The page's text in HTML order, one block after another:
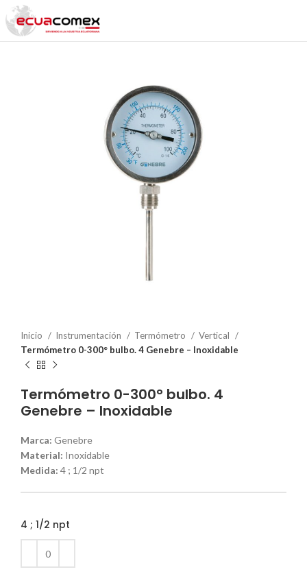
Inicio Instrumentación Termómetro
Vertical
Termómetro 0-300° bulbo. 4 Genebre – Inoxidable
Termómetro 0-300° bulbo. 4
Genebre – Inoxidable
Marca: Genebre
Material: Inoxidable
Medida: 4 ; 1/2 npt
4 ; 1/2 npt